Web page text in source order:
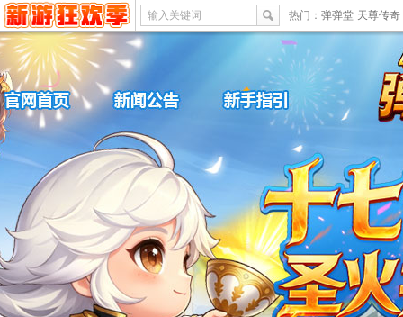
输入关键词 热门： 弹弹堂 天尊传奇